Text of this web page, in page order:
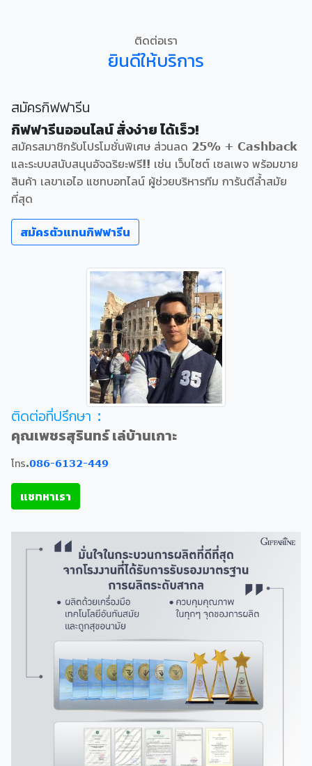
ติดต่อเรา
ยินดีให้บริการ
สมัครกิฟฟารีน
กิฟฟารีนออนไลน์ สั่งง่าย ได้เร็ว!
สมัครสมาชิกรับโปรโมชั่นพิเศษ ส่วนลด 25% + Cashback
และระบบสนับสนุนอัจฉริยะฟรี!! เช่น เว็บไซต์ เซลเพจ พร้อมขาย
สินค้า เลขาเอไอ แชทบอทไลน์ ผู้ช่วยบริหารทีม การันตีล้ำสมัย
ที่สุด
สมัครตัวแทนกิฟฟารีน
ติดต่อที่ปรึกษา :
คุณเพชรสุรินทร์ เล่บ้านเกาะ
โทร.086-6132-449
แชทหาเรา